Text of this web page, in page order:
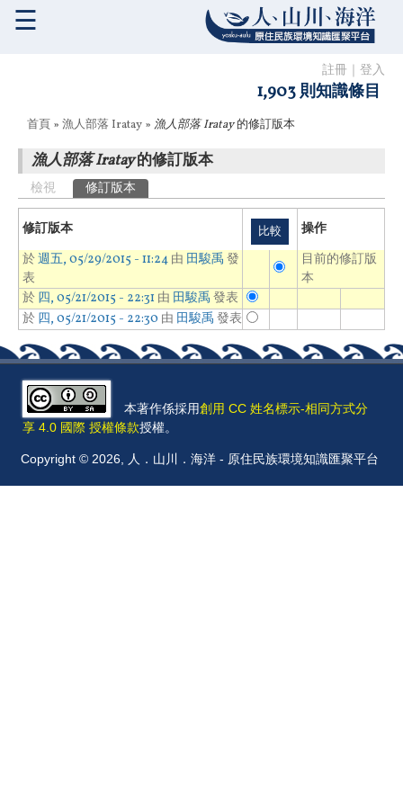
註冊 登入
1,903 則知識條目
☰
您在這裡
首頁 » 漁人部落 Iratay » 漁人部落 Iratay的修訂版本
漁人部落 Iratay的修訂版本
主要索引標籤
檢視 修訂版本
修訂版本
操作
於週五, 05/29/2015 - 11:24 由 田駿禹 發
表
目前的修訂版
本
於 四, 05/21/2015 - 22:31 由 田駿禹 發表
於 四, 05/21/2015 - 22:30 由 田駿禹 發表
本著作係採用創用 CC 姓名標示-相同方式分
享 4.0 國際 授權條款授權。
Copyright © 2026, 人．山川．海洋 - 原住民族環境知識匯聚平台